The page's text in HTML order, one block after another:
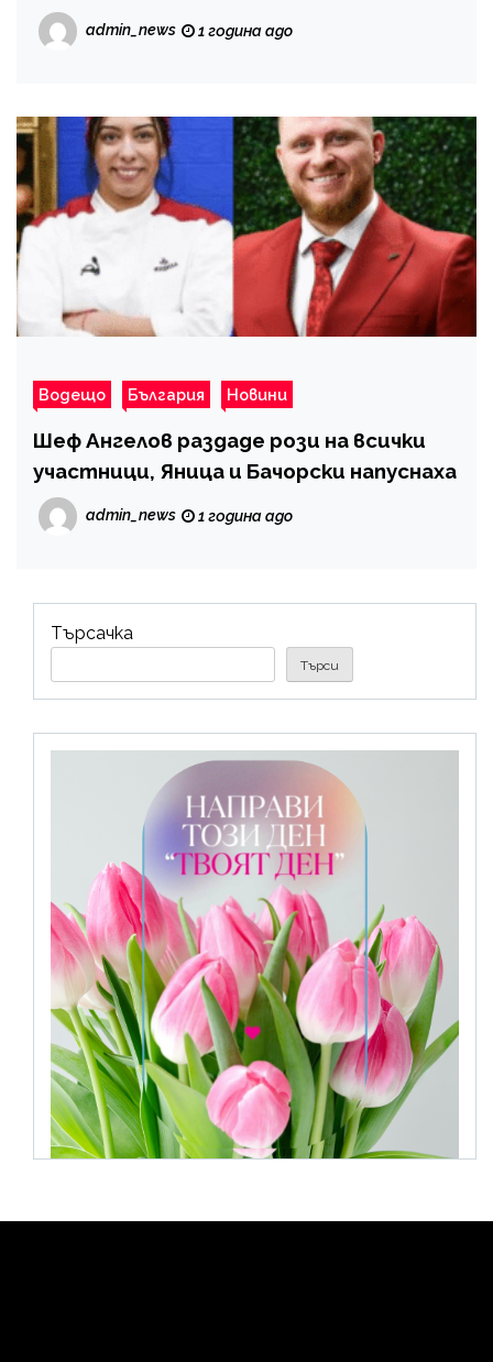
admin_news 1 година ago
Водещо България Новини
Шеф Ангелов раздаде рози на всички
участници, Яница и Бачорски напуснаха
admin_news 1 година ago
Търсачка
Търси